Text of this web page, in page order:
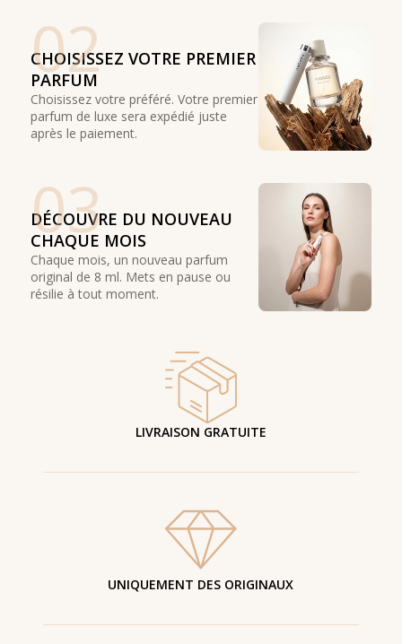
02
CHOISISSEZ VOTRE PREMIER
PARFUM
Choisissez votre préféré. Votre premier
parfum de luxe sera expédié juste
après le paiement.
03
DÉCOUVRE DU NOUVEAU
CHAQUE MOIS
Chaque mois, un nouveau parfum
original de 8 ml. Mets en pause ou
résilie à tout moment.
LIVRAISON GRATUITE
UNIQUEMENT DES ORIGINAUX